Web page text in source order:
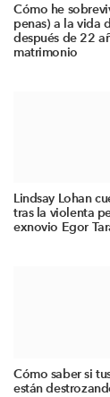
Cómo he
penas) a la vida
después de 22
matrimonio
Lindsay Lohan
tras la violenta
exnovio Egor
Cómo saber si
están